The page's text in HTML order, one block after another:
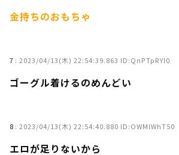
金持ちのおもちゃ
7 : 2023/04/13(木) 22:54:39.863 ID:QnPTpRYI0
ゴーグル着けるのめんどい
8 : 2023/04/13(木) 22:54:40.880 ID:OWMlWhT50
エロが足りないから